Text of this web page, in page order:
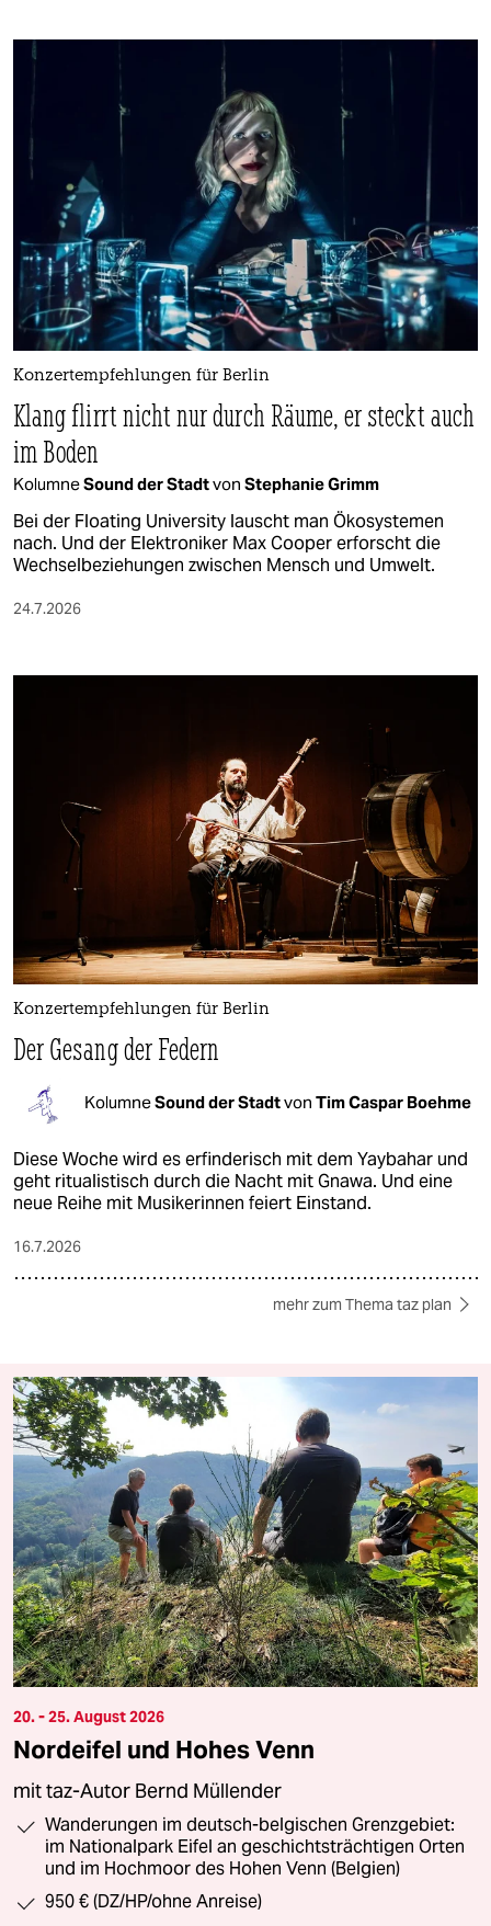
Konzertempfehlungen für Berlin
Klang flirrt nicht nur durch Räume, er steckt auch
im Boden
KolumneSound der Stadtvon Stephanie Grimm
Bei der Floating University lauscht man Ökosystemen
nach. Und der Elektroniker Max Cooper erforscht die
Wechselbeziehungen zwischen Mensch und Umwelt.
24.7.2026
Konzertempfehlungen für Berlin
Der Gesang der Federn
KolumneSound der Stadtvon Tim Caspar Boehme
Diese Woche wird es erfinderisch mit dem Yaybahar und
geht ritualistisch durch die Nacht mit Gnawa. Und eine
neue Reihe mit Musikerinnen feiert Einstand.
16.7.2026
mehr zum Thema taz plan
20. - 25. August 2026
Nordeifel und Hohes Venn
mit taz-Autor Bernd Müllender
Wanderungen im deutsch-belgischen Grenzgebiet:
im Nationalpark Eifel an geschichtsträchtigen Orten
und im Hochmoor des Hohen Venn (Belgien)
950 € (DZ/HP/ohne Anreise)